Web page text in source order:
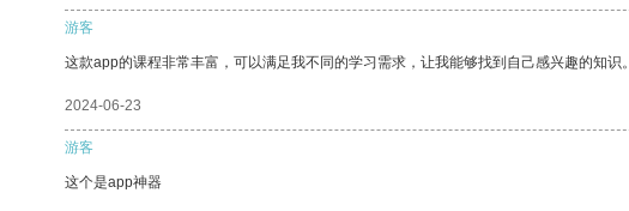
游客
这款app的课程非常丰富，可以满足我不同的学习需求，让我能够找到自己感兴趣的知识。
2024-06-23
游客
这个是app神器